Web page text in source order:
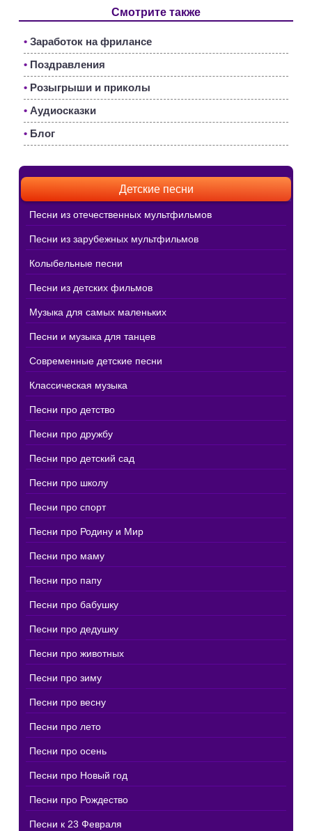
Смотрите также
• Заработок на фрилансе
• Поздравления
• Розыгрыши и приколы
• Аудиосказки
• Блог
Детские песни
Песни из отечественных мультфильмов
Песни из зарубежных мультфильмов
Колыбельные песни
Песни из детских фильмов
Музыка для самых маленьких
Песни и музыка для танцев
Современные детские песни
Классическая музыка
Песни про детство
Песни про дружбу
Песни про детский сад
Песни про школу
Песни про спорт
Песни про Родину и Мир
Песни про маму
Песни про папу
Песни про бабушку
Песни про дедушку
Песни про животных
Песни про зиму
Песни про весну
Песни про лето
Песни про осень
Песни про Новый год
Песни про Рождество
Песни к 23 Февраля